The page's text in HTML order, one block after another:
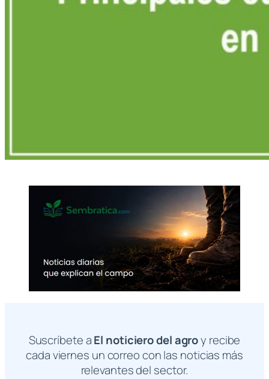
Suscríbete aEl noticiero del agroy recibe
cada viernes un correo con las noticias más
relevantes del sector.